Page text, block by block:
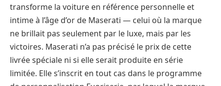
transforme la voiture en référence personnelle et
intime à l’âge d’or de Maserati — celui où la marque
ne brillait pas seulement par le luxe, mais par les
victoires. Maserati n’a pas précisé le prix de cette
livrée spéciale ni si elle serait produite en série
limitée. Elle s’inscrit en tout cas dans le programme